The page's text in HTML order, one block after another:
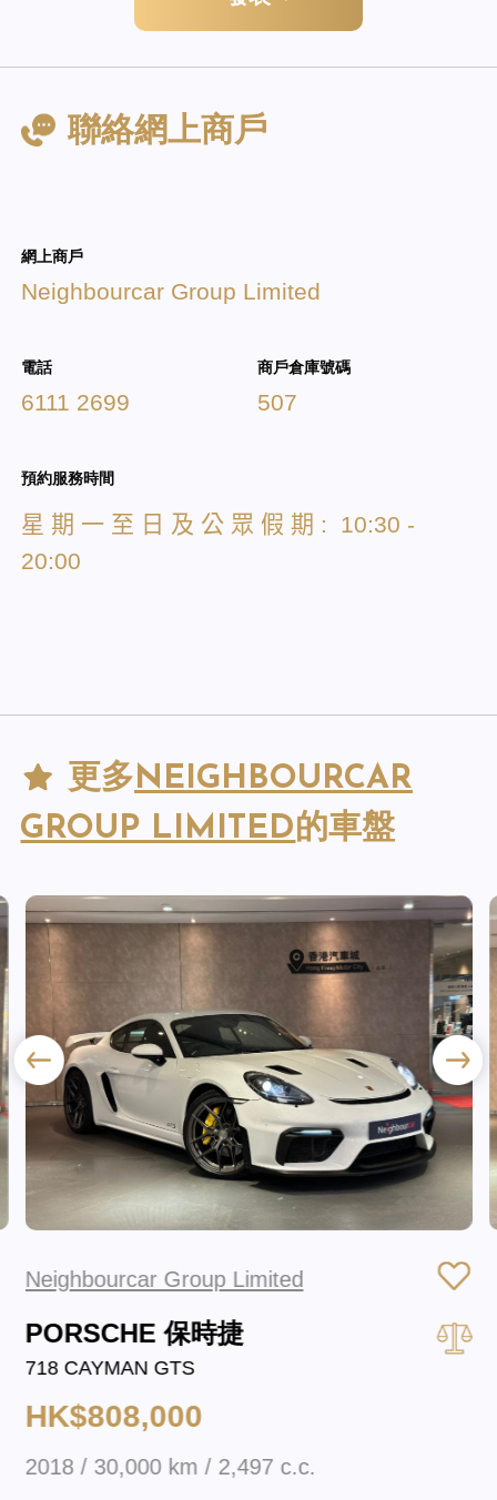
聯絡網上商戶
網上商戶
Neighbourcar Group Limited
電話
6111 2699
商戶倉庫號碼
507
預約服務時間
星 期 一 至 日 及 公 眾 假 期 : 10:30 -
20:00
更多NEIGHBOURCAR
GROUP LIMITED 的車盤
Neighbourcar Group Limited
PORSCHE 保時捷
718 CAYMAN GTS
HK$808,000
2018 / 30,000 km / 2,497 c.c.